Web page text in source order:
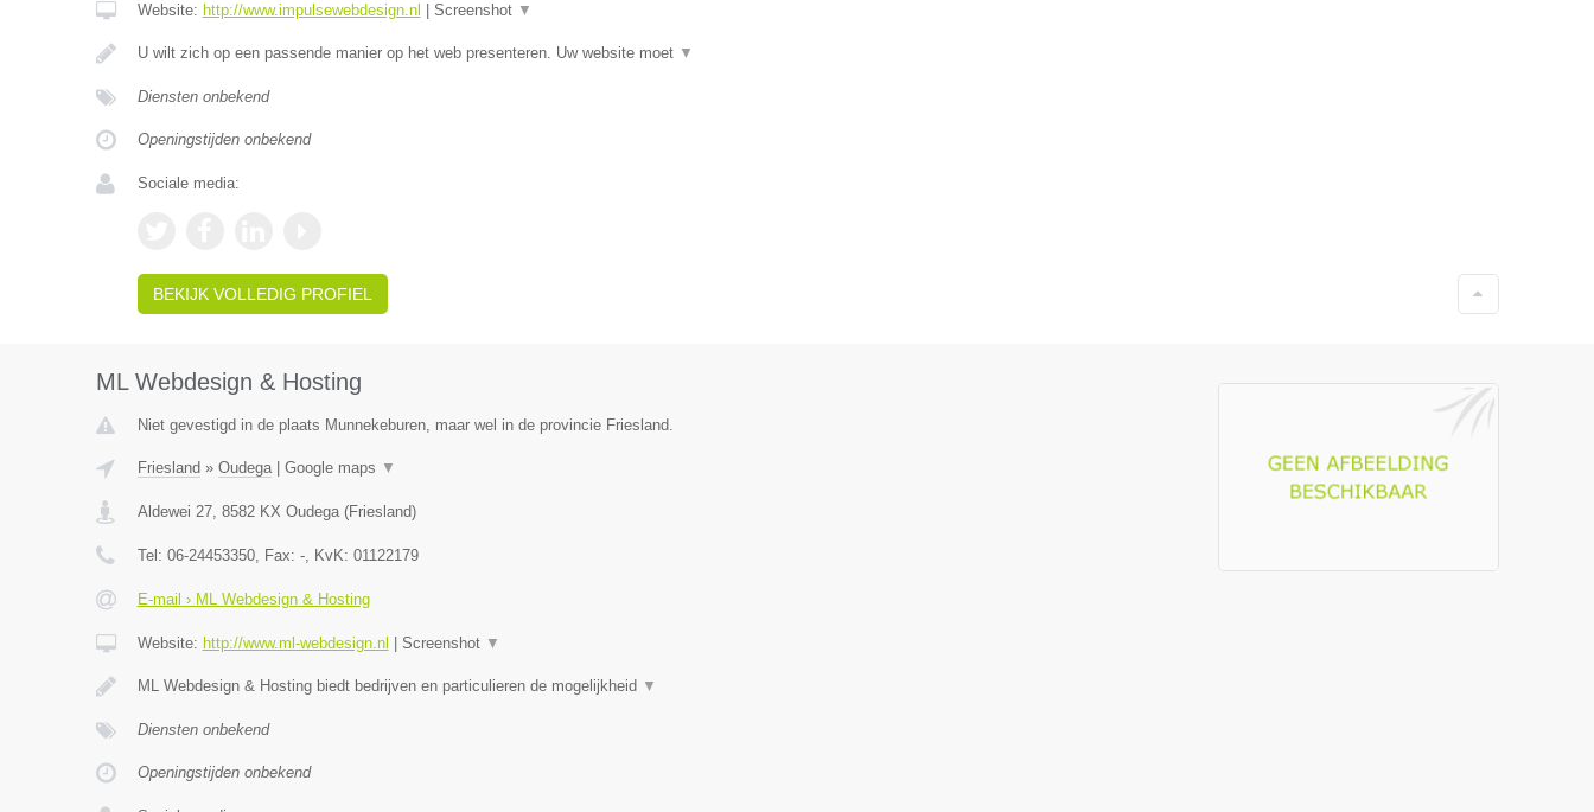
Website: http://www.impulsewebdesign.nl Screenshot ▼
U wilt zich op een passende manier op het web presenteren. Uw website moet ▼
Diensten onbekend
Openingstijden onbekend
Sociale media:
BEKIJK VOLLEDIG PROFIEL
ML Webdesign & Hosting
Niet gevestigd in de plaats Munnekeburen, maar wel in de provincie Friesland.
Friesland » Oudega| Google maps ▼
Aldewei 27, 8582 KX Oudega(Friesland)
Tel: 06-24453350, Fax: -, KvK: 01122179
E-mail › ML Webdesign & Hosting
Website: http://www.ml-webdesign.nl Screenshot ▼
ML Webdesign & Hosting biedt bedrijven en particulieren de mogelijkheid ▼
Diensten onbekend
Openingstijden onbekend